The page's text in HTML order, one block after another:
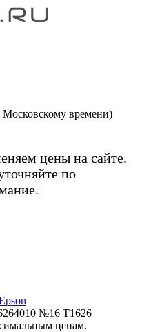
Московскому времени)
цены на сайте.
по
№16 T1626
ценам.